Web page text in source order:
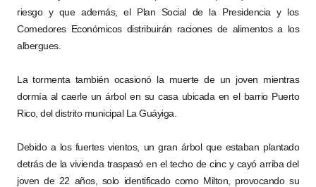
riesgo y que además, el Plan Social de la Presidencia y los
Comedores Económicos distribuirán raciones de alimentos a los
albergues.
La tormenta también ocasionó la muerte de un joven mientras
dormía al caerle un árbol en su casa ubicada en el barrio Puerto
Rico, del distrito municipal La Guáyiga.
Debido a los fuertes vientos, un gran árbol que estaban plantado
detrás de la vivienda traspasó en el techo de cinc y cayó arriba del
joven de 22 años, solo identificado como Milton, provocando su